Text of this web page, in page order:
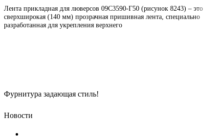
Лента прикладная для люверсов 09С3590-Г50 (рисунок 8243) – это
сверхширокая (140 мм) прозрачная пришивная лента, специально
разработанная для укрепления верхнего
Фурнитура задающая стиль!
Новости